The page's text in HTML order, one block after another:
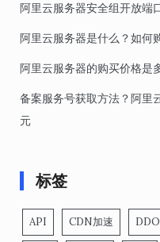
阿里云服务器安全组开放端
阿里云服务器是什么？如何
阿里云服务器的购买价格是
备案服务号获取方法？阿里
元
标签
API CDN加速